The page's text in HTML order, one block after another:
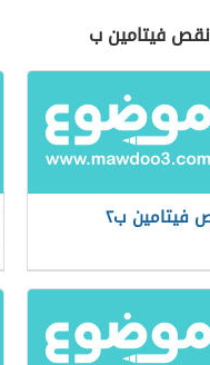
فيتامين ب
فيتامين ب٢